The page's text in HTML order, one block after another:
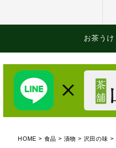
お茶うけ
HOME 食品 漬物 沢田の味